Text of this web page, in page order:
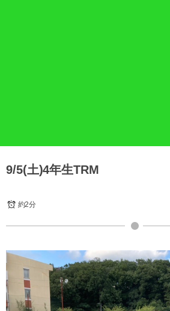
9/5(土)4年生TRM
約2分